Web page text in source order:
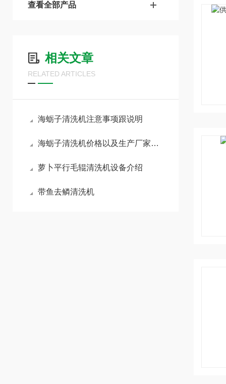
查看全部产品
相关文章
RELATED ARTICLES
海蛎子清洗机注意事项跟说明
海蛎子清洗机价格以及生产厂家有哪些
萝卜平行毛辊清洗机设备介绍
带鱼去鳞清洗机